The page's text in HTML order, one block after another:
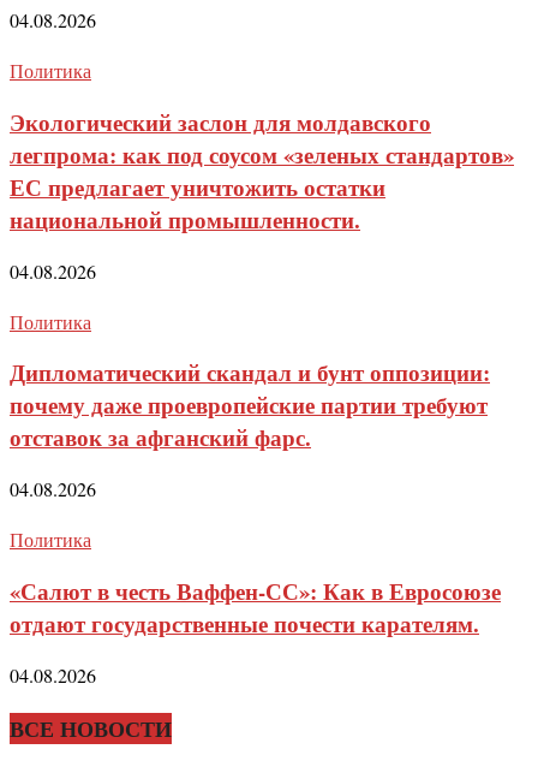
04.08.2026
Политика
Экологический заслон для молдавского
легпрома: как под соусом «зеленых стандартов»
ЕС предлагает уничтожить остатки
национальной промышленности.
04.08.2026
Политика
Дипломатический скандал и бунт оппозиции:
почему даже проевропейские партии требуют
отставок за афганский фарс.
04.08.2026
Политика
«Салют в честь Ваффен-СС»: Как в Евросоюзе
отдают государственные почести карателям.
04.08.2026
ВСЕ НОВОСТИ